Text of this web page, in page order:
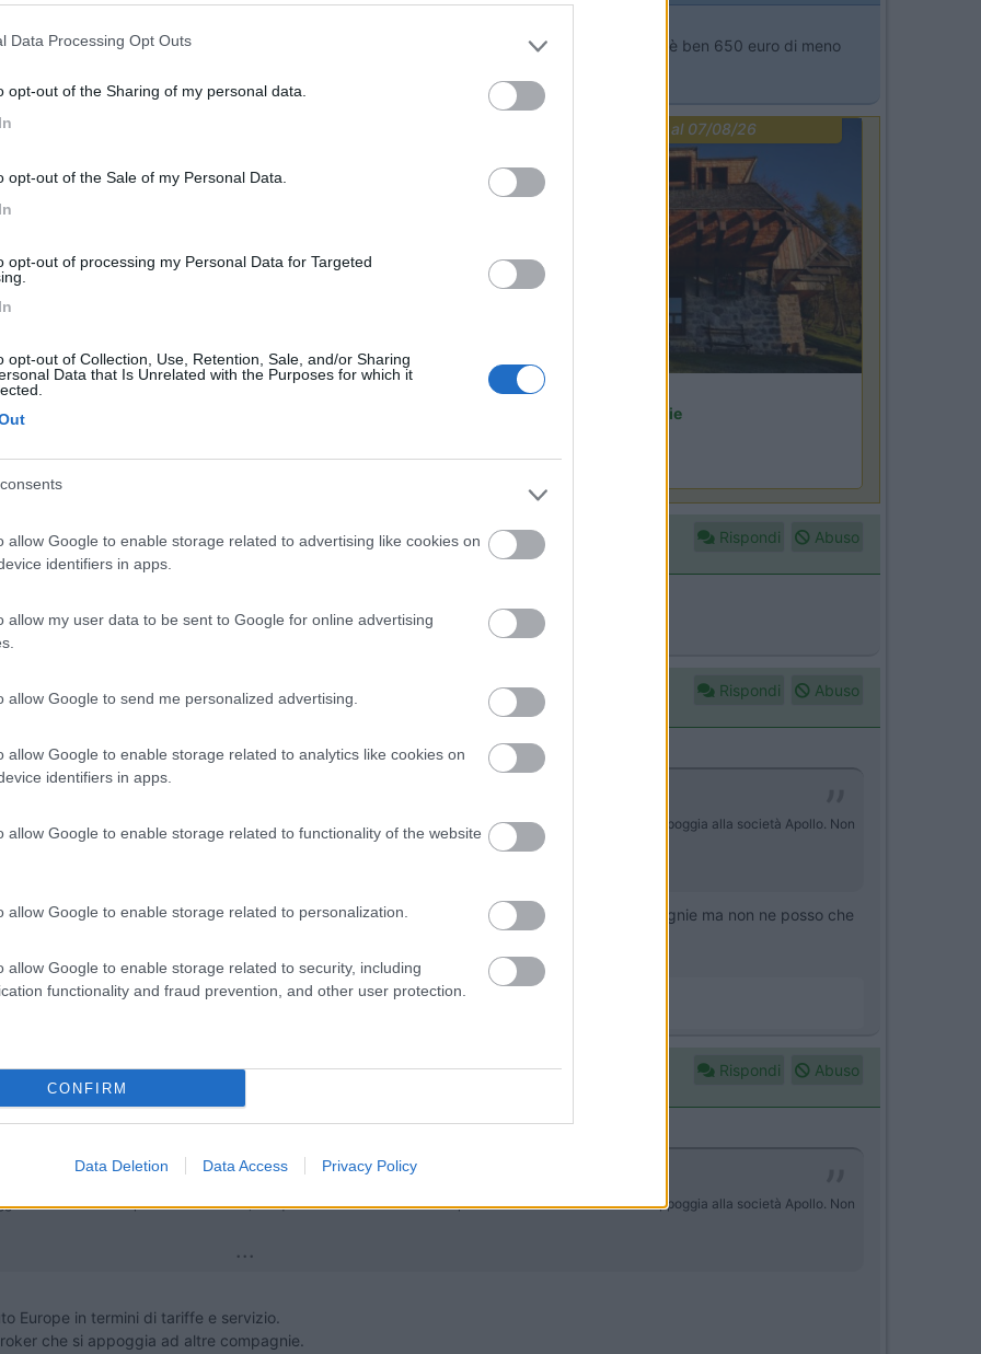
Data Processing Opt Outs
opt-out of the Sharing of my personal data.
opt-out of the Sale of my Personal Data.
opt-out of processing my Personal Data for Targeted
opt-out of Collection, Use, Retention, Sale, and/or Sharing
Data that Is Unrelated with the Purposes for which it
allow Google to enable storage related to advertising like cookies on
identifiers in apps.
allow my user data to be sent to Google for online advertising
allow Google to send me personalized advertising.
allow Google to enable storage related to analytics like cookies on
identifiers in apps.
allow Google to enable storage related to functionality of the website
allow Google to enable storage related to personalization.
allow Google to enable storage related to security, including
functionality and fraud prevention, and other user protection.
CONFIRM
Data Deletion Data Access Privacy Policy
e il servizio sono ottimi. A parità di periodo e con mezzo addirittura superiore il conto è ben 650 euro di meno
nei dettagli.
Happy & Active Camping - Short Stay
fino al 07/08/26
Lombardia
Area Sosta Camper Orobie
jazz in quota
Rispondi Abuso
Economy Bookings? Io a quella mi riferivo quando ho manifestato la mia perplessità.
Rispondi Abuso
07:40:47
in usa e tra i tanti preventivi ottenuti , c'è quello della società Auto Europe con sede in Germania che si appoggia alla società Apollo. Non
USA. Anch'io ero molto scettica proprio per il prezzo molto più conveniente di altre compagnie ma non ne posso che
l'auto che avevamo prenotato ce ne hanno data una di categoria superiore.
Rispondi Abuso
in usa e tra i tanti preventivi ottenuti , c'è quello della società Auto Europe con sede in Germania che si appoggia alla società Apollo. Non
...
Europe in termini di tariffe e servizio.
che si appoggia ad altre compagnie.